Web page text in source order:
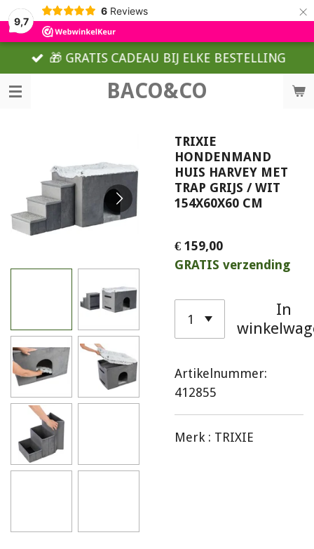
9,7
6 Reviews ×
BACO&CO
🎁 GRATIS CADEAU BIJ ELKE BESTELLING
TRIXIE
HONDENMAND
HUIS HARVEY MET
TRAP GRIJS / WIT
154X60X60 CM
€ 159,00
GRATIS verzending
In
Artikelnummer:
412855
Merk : TRIXIE